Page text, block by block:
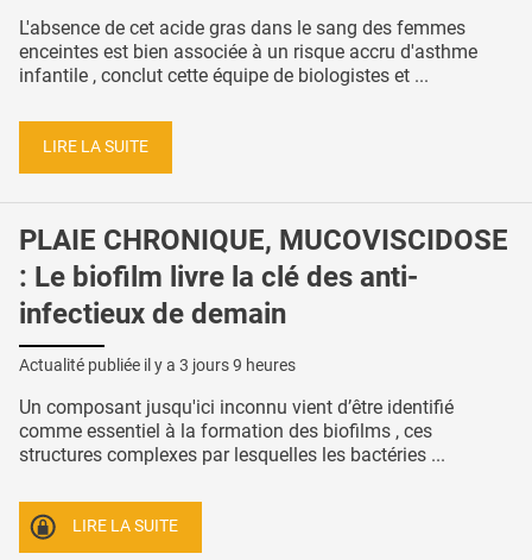
L'absence de cet acide gras dans le sang des femmes
enceintes est bien associée à un risque accru d'asthme
infantile , conclut cette équipe de biologistes et ...
LIRE LA SUITE
PLAIE CHRONIQUE, MUCOVISCIDOSE
: Le biofilm livre la clé des anti-
infectieux de demain
Actualité publiée il y a 3 jours 9 heures
Un composant jusqu'ici inconnu vient d’être identifié
comme essentiel à la formation des biofilms , ces
structures complexes par lesquelles les bactéries ...
LIRE LA SUITE